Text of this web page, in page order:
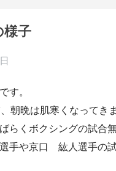
様子
す。
朝晩は肌寒くなってき
らくボクシングの試合
手や京口 紘人選手の